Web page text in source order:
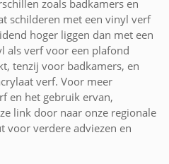
zoals badkamers en
schilderen met een vinyl verf
hoger liggen dan met een
als verf voor een plafond
tenzij voor badkamers, en
verf. Voor meer
en het gebruik ervan,
link door naar onze regionale
voor verdere adviezen en